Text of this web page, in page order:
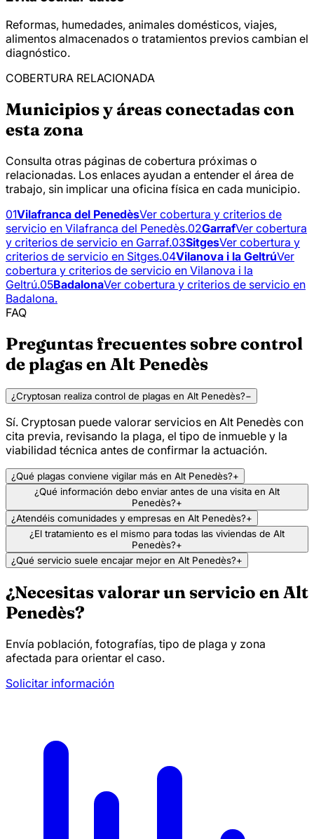
Reformas, humedades, animales domésticos, viajes,
alimentos almacenados o tratamientos previos cambian el
diagnóstico.
COBERTURA RELACIONADA
Municipios y áreas conectadas con
esta zona
Consulta otras páginas de cobertura próximas o
relacionadas. Los enlaces ayudan a entender el área de
trabajo, sin implicar una oficina física en cada municipio.
01Vilafranca del PenedèsVer cobertura y criterios de
servicio en Vilafranca del Penedès.02GarrafVer cobertura
y criterios de servicio en Garraf.03SitgesVer cobertura y
criterios de servicio en Sitges.04Vilanova i la GeltrúVer
cobertura y criterios de servicio en Vilanova i la
Geltrú.05BadalonaVer cobertura y criterios de servicio en
Badalona.
FAQ
Preguntas frecuentes sobre control
de plagas en Alt Penedès
¿Cryptosan realiza control de plagas en Alt Penedès?−
Sí. Cryptosan puede valorar servicios en Alt Penedès con
cita previa, revisando la plaga, el tipo de inmueble y la
viabilidad técnica antes de confirmar la actuación.
¿Qué plagas conviene vigilar más en Alt Penedès?+
¿Qué información debo enviar antes de una visita en Alt
Penedès?+
¿Atendéis comunidades y empresas en Alt Penedès?+
¿El tratamiento es el mismo para todas las viviendas de Alt
Penedès?+
¿Qué servicio suele encajar mejor en Alt Penedès?+
¿Necesitas valorar un servicio en Alt
Penedès?
Envía población, fotografías, tipo de plaga y zona
afectada para orientar el caso.
Solicitar información